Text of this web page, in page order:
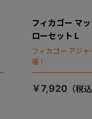
フィカゴー マ
ローセット L
フィカゴー アジ
場！
￥7,920